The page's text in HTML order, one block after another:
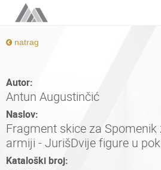
natrag
Autor:
Antun Augustinčić
Naslov:
Fragment skice za
armiji - JurišDvije figure u
Kataloški broj: